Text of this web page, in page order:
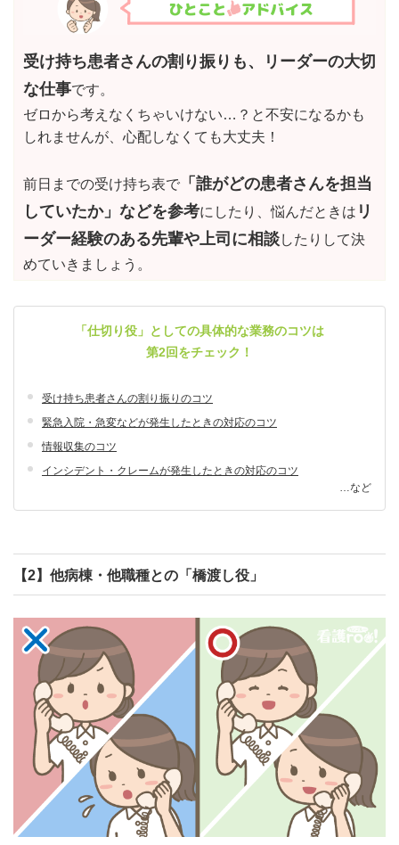
受け持ち患者さんの割り振りも、リーダーの大切
な仕事です。
ゼロから考えなくちゃいけない…？と不安になるかも
しれませんが、心配しなくても大丈夫！
前日までの受け持ち表で 「誰がどの患者さんを担当
していたか」などを参考にしたり、悩んだときは リ
ーダー経験のある先輩や上司に相談したりして決
めていきましょう。
「仕切り役」としての具体的な業務のコツは
第2回をチェック！
受け持ち患者さんの割り振りのコツ
緊急入院・急変などが発生したときの対応のコツ
情報収集のコツ
インシデント・クレームが発生したときの対応のコツ
…など
【2】他病棟・他職種との「橋渡し役」